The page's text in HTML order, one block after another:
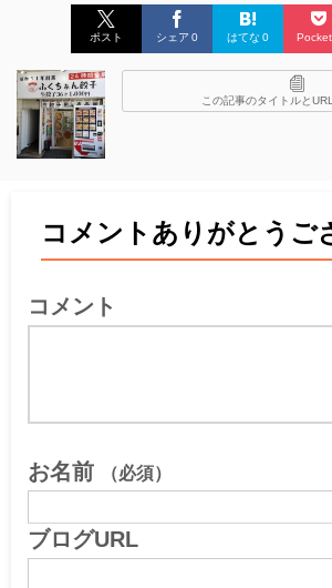
ポスト シェア 0 はてな 0 Pocket
この記事のタイトルと
コメントありがとうご
コメント
お名前 （必須）
ブログURL